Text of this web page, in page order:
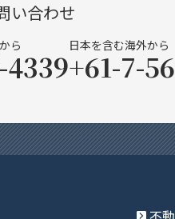
い合わせ
ら 日本を含む海外から
+61-7-